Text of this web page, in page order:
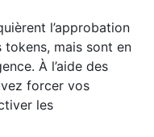
l’approbation
mais sont en
À l’aide des
forcer vos
les